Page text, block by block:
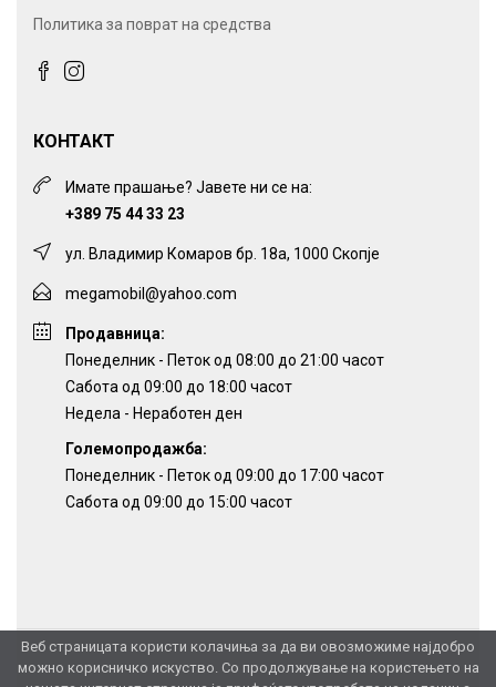
Веб страницата користи колачиња за да ви овозможиме најдобро
можно корисничко искуство. Со продолжување на користењето на
Политика за поврат на средства
КОНТАКТ
Имате прашање? Јавете ни се на:
+389 75 44 33 23
ул. Владимир Комаров бр. 18а, 1000 Скопје
megamobil@yahoo.com
Продавница:
Понеделник - Петок од 08:00 до 21:00 часот
Сабота од 09:00 до 18:00 часот
Недела - Неработен ден
Големопродажба:
Понеделник - Петок од 09:00 до 17:00 часот
Сабота од 09:00 до 15:00 часот